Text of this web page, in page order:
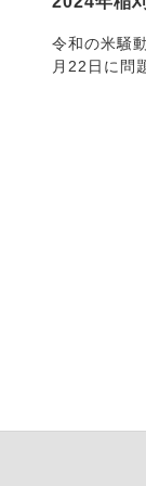
令和の米騒動？ 週末に限ってトラブルがあり
月22日に問